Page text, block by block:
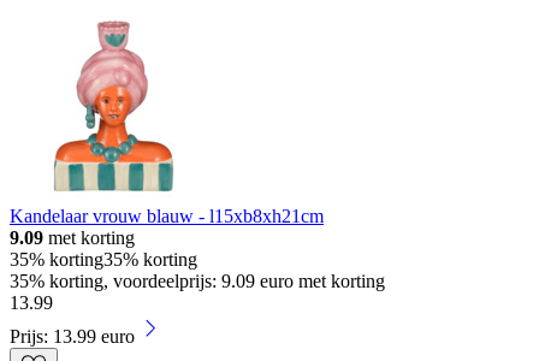
Kandelaar vrouw blauw - l15xb8xh21cm
9.09 met korting
35% korting35% korting
35% korting, voordeelprijs: 9.09 euro met korting
13.99
Prijs: 13.99 euro